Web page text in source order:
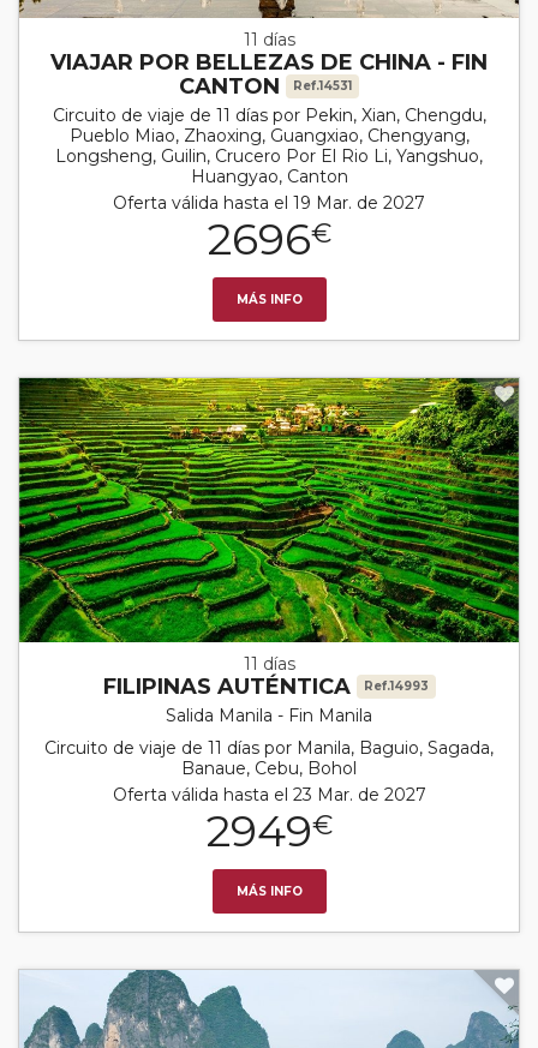
11 días
VIAJAR POR BELLEZAS DE CHINA - FIN
CANTON
Ref.14531
Circuito de viaje de 11 días por Pekin, Xian, Chengdu,
Pueblo Miao, Zhaoxing, Guangxiao, Chengyang,
Longsheng, Guilin, Crucero Por El Rio Li, Yangshuo,
Huangyao, Canton
Oferta válida hasta el 19 Mar. de 2027
2696€
MÁS INFO
11 días
FILIPINAS AUTÉNTICA Ref.14993
Salida Manila - Fin Manila
Circuito de viaje de 11 días por Manila, Baguio, Sagada,
Banaue, Cebu, Bohol
Oferta válida hasta el 23 Mar. de 2027
2949€
MÁS INFO